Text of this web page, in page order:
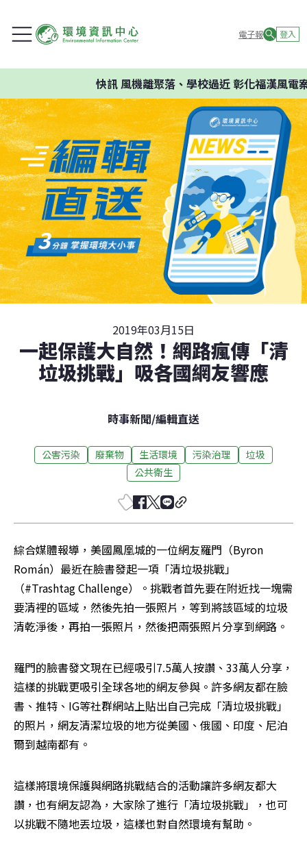
電子報 登入
快訊風機離聚落、學校過近 彰化福漢風電案
2019年03月15日
一起保護大自然！網路瘋傳「清
垃圾挑戰」吸各國網友響應
時事新聞/編輯直送
公害污染 廢棄物 生活環境 污染治理
垃圾
公共衛生
綜合媒體報導，美國鳳凰城的一位網友羅門（Byron
Román）最近在臉書發起一項「清垃圾挑戰」
（#Trashtag Challenge）。挑戰者首先要在附近找一塊需
要清裡的區域，然後先拍一張照片，等到將該區域的垃圾
清乾淨後，再拍一張照片，然後把兩張照片分享到網路。
羅門的臉書發文現在已經吸引7.5萬人按讚、33萬人分享，
這樣的挑戰更吸引全球各地的網友參與。許多網友都在臉
書、推特、IG等社群網站上貼出自己完成「清垃圾挑戰」
的照片，網友清潔垃圾的地方從美國、俄國、印度、尼泊
爾到越南都有。
這樣將環境保護與網路挑戰結合的活動讓許多網友都大
讚，也有網友認為，大家除了進行「清垃圾挑戰」，也可
以挑戰不隨地丟垃圾，這樣也對自然環境有幫助。